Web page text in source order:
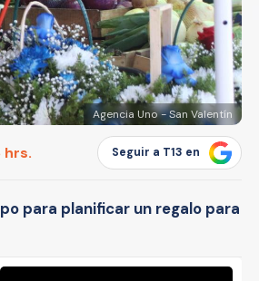
Agencia Uno - San Valentín
hrs. Seguir a T13 en
para planificar un regalo para